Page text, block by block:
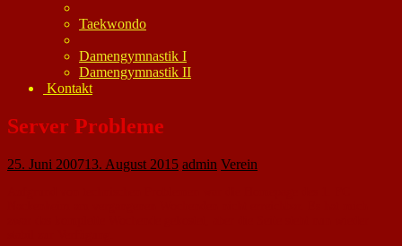
Taekwondo
Damengymnastik I
Damengymnastik II
Kontakt
Server Probleme
25. Juni 200713. August 2015 admin Verein